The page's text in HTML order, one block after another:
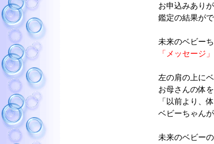
お申込みあり
鑑定の結果が
未来のベビーち
「メッセージ
左の肩の上に
お母さんの体
「以前より、
ベビーちゃん
未来のベビー